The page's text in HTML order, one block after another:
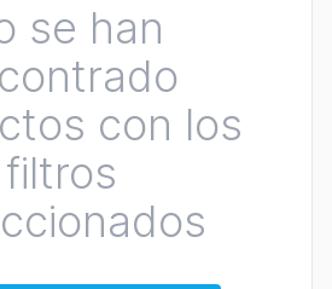
se han
con los
filtros